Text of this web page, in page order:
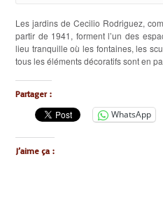
Les jardins de Cecilio Rodriguez,
partir de 1941, forment l’un des
lieu tranquille où les fontaines, les
tous les éléments décoratifs sont en
Partager :
WhatsApp
J’aime ça :